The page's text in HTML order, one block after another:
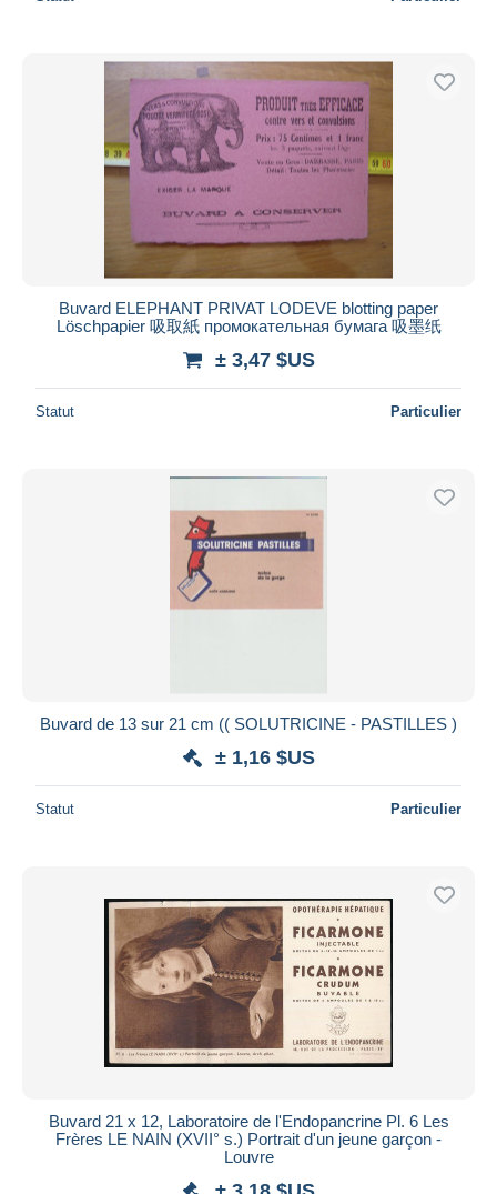
Buvard ELEPHANT PRIVAT LODEVE blotting paper
Löschpapier 吸取紙 промокательная бумага 吸墨纸
± 3,47 $US
Statut Particulier
Buvard de 13 sur 21 cm (( SOLUTRICINE - PASTILLES )
± 1,16 $US
Statut Particulier
Buvard 21 x 12, Laboratoire de l'Endopancrine Pl. 6 Les
Frères LE NAIN (XVII° s.) Portrait d'un jeune garçon -
Louvre